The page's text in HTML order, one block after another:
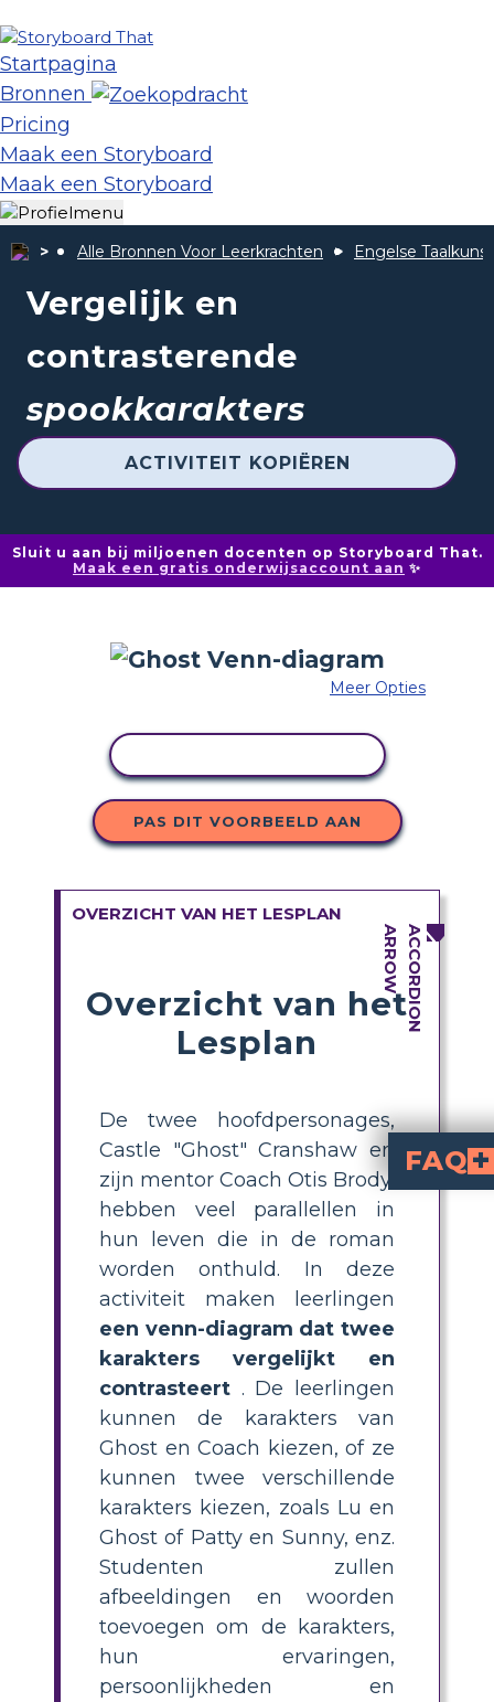
Startpagina
Bronnen
Pricing
Maak een Storyboard
Maak een Storyboard
Alle Bronnen Voor Leerkrachten Engelse Taalkunst
Vergelijk en
contrasterende
spookkarakters
ACTIVITEIT KOPIËREN
Sluit u aan bij miljoenen docenten op Storyboard That.
Maak een gratis onderwijsaccount aan ✨
Meer Opties
PAS DIT VOORBEELD AAN
OVERZICHT VAN HET LESPLAN
Overzicht van het
Lesplan
De twee hoofdpersonages,
Castle "Ghost" Cranshaw en
zijn mentor Coach Otis Brody,
hebben veel parallellen in
hun leven die in de roman
worden onthuld. In deze
activiteit maken leerlingen
een venn-diagram dat twee
karakters vergelijkt en
contrasteert . De leerlingen
kunnen de karakters van
Ghost en Coach kiezen, of ze
kunnen twee verschillende
karakters kiezen, zoals Lu en
Ghost of Patty en Sunny, enz.
Studenten zullen
afbeeldingen en woorden
toevoegen om de karakters,
hun ervaringen,
persoonlijkheden en
FAQ